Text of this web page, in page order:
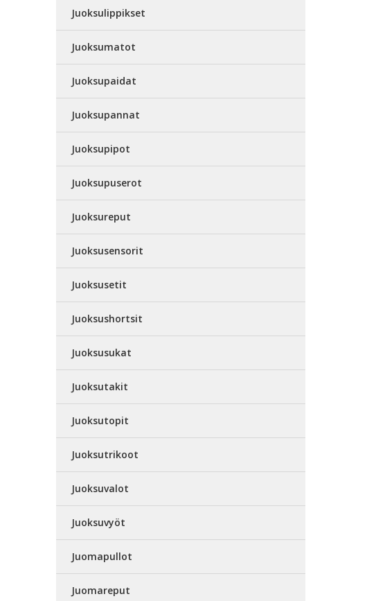
Juoksulippikset
Juoksumatot
Juoksupaidat
Juoksupannat
Juoksupipot
Juoksupuserot
Juoksureput
Juoksusensorit
Juoksusetit
Juoksushortsit
Juoksusukat
Juoksutakit
Juoksutopit
Juoksutrikoot
Juoksuvalot
Juoksuvyöt
Juomapullot
Juomareput